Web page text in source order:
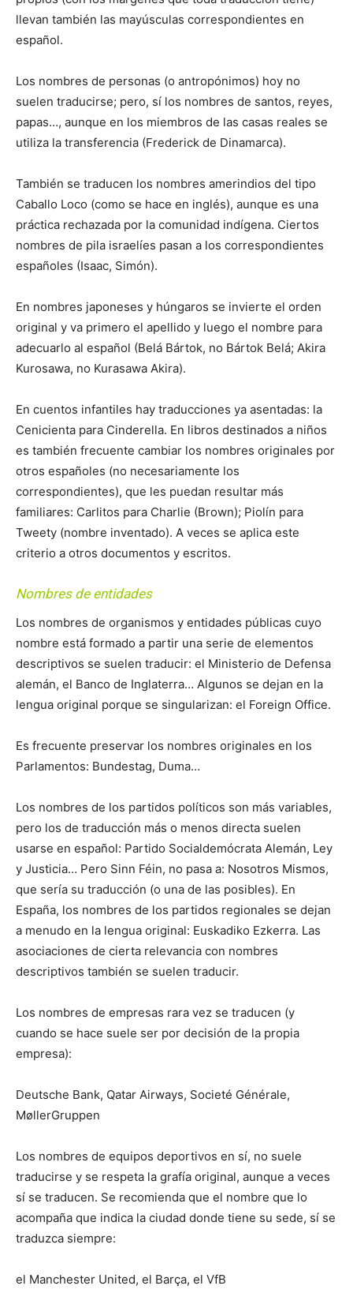
llevan también las mayúsculas correspondientes en
español.
Los nombres de personas (o antropónimos) hoy no
suelen traducirse; pero, sí los nombres de santos, reyes,
papas…, aunque en los miembros de las casas reales se
utiliza la transferencia (Frederick de Dinamarca).
También se traducen los nombres amerindios del tipo
Caballo Loco (como se hace en inglés), aunque es una
práctica rechazada por la comunidad indígena. Ciertos
nombres de pila israelíes pasan a los correspondientes
españoles (Isaac, Simón).
En nombres japoneses y húngaros se invierte el orden
original y va primero el apellido y luego el nombre para
adecuarlo al español (Belá Bártok, no Bártok Belá; Akira
Kurosawa, no Kurasawa Akira).
En cuentos infantiles hay traducciones ya asentadas: la
Cenicienta para Cinderella. En libros destinados a niños
es también frecuente cambiar los nombres originales por
otros españoles (no necesariamente los
correspondientes), que les puedan resultar más
familiares: Carlitos para Charlie (Brown); Piolín para
Tweety (nombre inventado). A veces se aplica este
criterio a otros documentos y escritos.
Nombres de entidades
Los nombres de organismos y entidades públicas cuyo
nombre está formado a partir una serie de elementos
descriptivos se suelen traducir: el Ministerio de Defensa
alemán, el Banco de Inglaterra… Algunos se dejan en la
lengua original porque se singularizan: el Foreign Office.
Es frecuente preservar los nombres originales en los
Parlamentos: Bundestag, Duma…
Los nombres de los partidos políticos son más variables,
pero los de traducción más o menos directa suelen
usarse en español: Partido Socialdemócrata Alemán, Ley
y Justicia… Pero Sinn Féin, no pasa a: Nosotros Mismos,
que sería su traducción (o una de las posibles). En
España, los nombres de los partidos regionales se dejan
a menudo en la lengua original: Euskadiko Ezkerra. Las
asociaciones de cierta relevancia con nombres
descriptivos también se suelen traducir.
Los nombres de empresas rara vez se traducen (y
cuando se hace suele ser por decisión de la propia
empresa):
Deutsche Bank, Qatar Airways, Societé Générale,
MøllerGruppen
Los nombres de equipos deportivos en sí, no suele
traducirse y se respeta la grafía original, aunque a veces
sí se traducen. Se recomienda que el nombre que lo
acompaña que indica la ciudad donde tiene su sede, sí se
traduzca siempre:
el Manchester United, el Barça, el VfB